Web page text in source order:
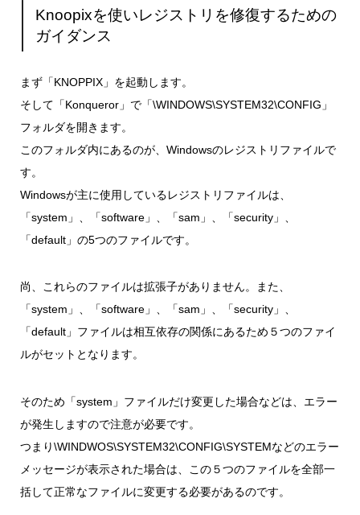
Knoopixを使いレジストリを修復するための
ガイダンス
まず「KNOPPIX」を起動します。
そして「Konqueror」で「\WINDOWS\SYSTEM32\CONFIG」
フォルダを開きます。
このフォルダ内にあるのが、Windowsのレジストリファイルで
す。
Windowsが主に使用しているレジストリファイルは、
「system」、「software」、「sam」、「security」、
「default」の5つのファイルです。
尚、これらのファイルは拡張子がありません。また、
「system」、「software」、「sam」、「security」、
「default」ファイルは相互依存の関係にあるため５つのファイ
ルがセットとなります。
そのため「system」ファイルだけ変更した場合などは、エラー
が発生しますので注意が必要です。
つまり\WINDWOS\SYSTEM32\CONFIG\SYSTEMなどのエラー
メッセージが表示された場合は、この５つのファイルを全部一
括して正常なファイルに変更する必要があるのです。